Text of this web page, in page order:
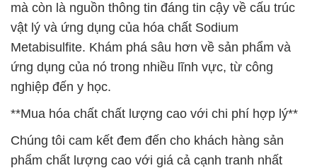
mà còn là nguồn thông tin đáng tin cậy về cấu trúc
vật lý và ứng dụng của hóa chất Sodium
Metabisulfite. Khám phá sâu hơn về sản phẩm và
ứng dụng của nó trong nhiều lĩnh vực, từ công
nghiệp đến y học.
**Mua hóa chất chất lượng cao với chi phí hợp lý**
Chúng tôi cam kết đem đến cho khách hàng sản
phẩm chất lượng cao với giá cả cạnh tranh nhất